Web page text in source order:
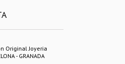
Original Joyeria
- GRANADA